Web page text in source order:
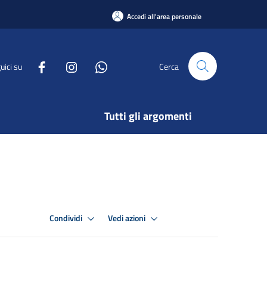
Accedi all'area personale
su Cerca
Tutti gli argomenti
Condividi Vedi azioni